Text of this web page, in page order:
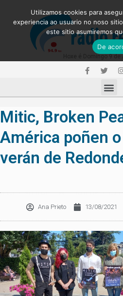
Mitic, Broken
América poñen
verán de
Ana Prieto 13/08/2021
Utilizamos cookies para
experiencia ao usuario no noso
este sitio asumiremos
De